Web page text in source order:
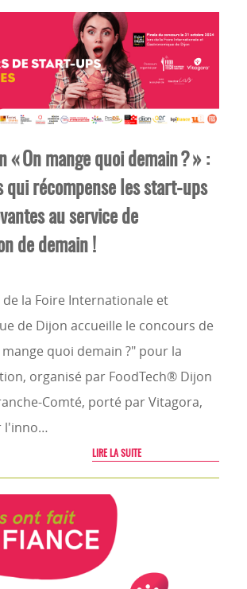
« On mange quoi demain ? » :
qui récompense les start-ups
au service de
de demain !
de la Foire Internationale et
de Dijon accueille le concours de
quoi demain ?" pour la
organisé par FoodTech® Dijon
Comté, porté par Vitagora,
l'inno…
LIRE LA SUITE